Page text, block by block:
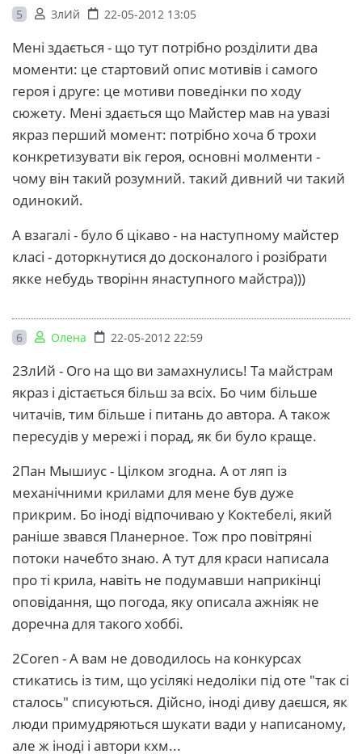
5 ЗлИй 22-05-2012 13:05
Мені здається - що тут потрібно розділити два
моменти: це стартовий опис мотивів і самого
героя і друге: це мотиви поведінки по ходу
сюжету. Мені здається що Майстер мав на увазі
якраз перший момент: потрібно хоча б трохи
конкретизувати вік героя, основні молменти -
чому він такий розумний. такий дивний чи такий
одинокий.
А взагалі - було б цікаво - на наступному майстер
класі - доторкнутися до досконалого і розібрати
якке небудь творінн янаступного майстра)))
6 Олена 22-05-2012 22:59
2ЗлИй - Ого на що ви замахнулись! Та майстрам
якраз і дістається більш за всіх. Бо чим більше
читачів, тим більше і питань до автора. А також
пересудів у мережі і порад, як би було краще.
2Пан Мышиус - Цілком згодна. А от ляп із
механічними крилами для мене був дуже
прикрим. Бо іноді відпочиваю у Коктебелі, який
раніше звався Планерное. Тож про повітряні
потоки начебто знаю. А тут для краси написала
про ті крила, навіть не подумавши наприкінці
оповідання, що погода, яку описала ажніяк не
доречна для такого хоббі.
2Coren - А вам не доводилось на конкурсах
стикатись із тим, що усілякі недоліки під оте "так сі
сталось" списуються. Дійсно, іноді диву даєшся, як
люди примудряються шукати вади у написаному,
але ж іноді і автори кхм...